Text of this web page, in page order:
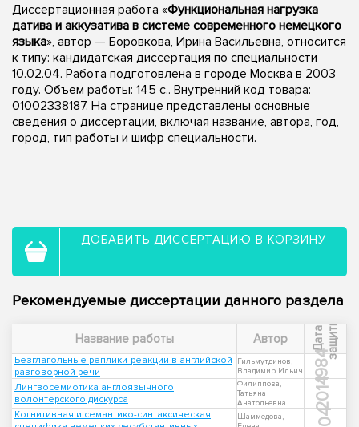
Диссертационная работа «Функциональная нагрузка
датива и аккузатива в системе современного немецкого
языка», автор — Боровкова, Ирина Васильевна, относится
к типу: кандидатская диссертация по специальности
10.02.04. Работа подготовлена в городе Москва в 2003
году. Объем работы: 145 с.. Внутренний код товара:
01002338187. На странице представлены основные
сведения о диссертации, включая название, автора, год,
город, тип работы и шифр специальности.
ДОБАВИТЬ ДИССЕРТАЦИЮ В КОРЗИНУ
Рекомендуемые диссертации данного раздела
Название работы Автор Д
а
т
а
з
а
щ
и
ты
Безглагольные реплики-реакции в английской
разговорной речи
Гильмутдинов,
Владимир Ильич
1984
Лингвосемиотика англоязычного
волонтерского дискурса
Филиппова,
Татьяна
Анатольевна
2014
Когнитивная и семантико-синтаксическая
Шаммедова,